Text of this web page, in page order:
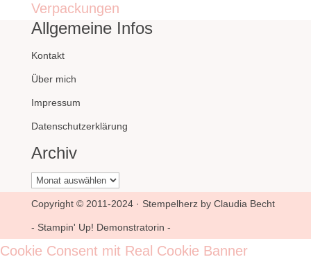
Verpackungen
Allgemeine Infos
Kontakt
Über mich
Impressum
Datenschutzerklärung
Archiv
Archiv
Copyright © 2011-2024 · Stempelherz by Claudia Becht
- Stampin' Up! Demonstratorin -
Cookie Consent mit Real Cookie Banner